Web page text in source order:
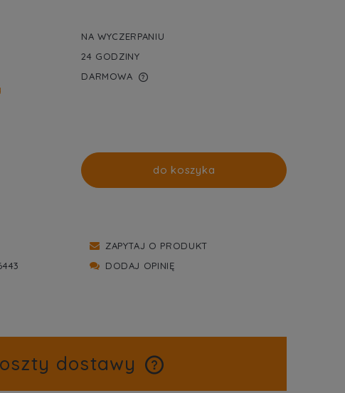
NA WYCZERPANIU
24 GODZINY
DARMOWA
PŁATNOŚCI
do koszyka
ZAPYTAJ O PRODUKT
DODAJ OPINIĘ
dostawy